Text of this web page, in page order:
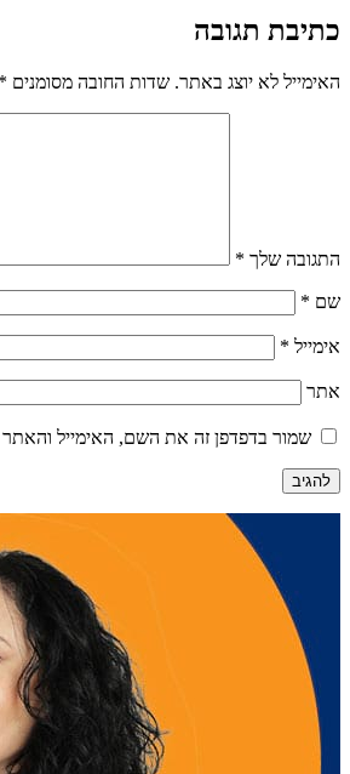
כתיבת תגובה
האימייל לא יוצג באתר. שדות החובה מסומנים *
התגובה שלך *
שם *
אימייל *
אתר
שמור בדפדפן זה את השם, האימייל